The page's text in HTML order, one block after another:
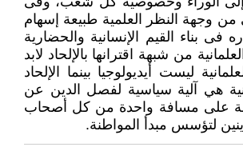
وجهة النظر العلمية طبيعة إسهام
فى بناء القيم الإنسانية والحضارية
من شبهة اقترانها بالإلحاد لابد
ليست أيديولوجيا بينما الإلحاد
هي آلية سياسية لفصل الدين عن
على مسافة واحدة من كل أصحاب
لتؤسس مبدأ المواطنة.